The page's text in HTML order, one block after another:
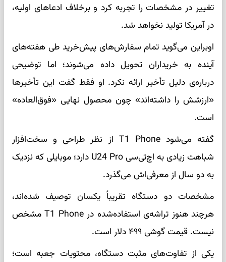
تغییر در مشخصات را تجربه کرد و برخلاف ادعاهای اولیه،
در آمریکا تولید نخواهد شد.
اوبراین می‌گوید تمام سفارش‌های پیش‌خرید طی هفته‌های
آینده به خریداران تحویل داده می‌شوند؛ اما توضیحی
درباره‌ی دلیل تأخیر ارائه نکرد. او فقط گفت این تأخیرها
«ارزشش را داشته‌اند» چون محصول نهایی «فوق‌العاده»
است.
گفته می‌شود T1 Phone از نظر طراحی و سخت‌افزار
شباهت زیادی به اچ‌تی‌سی U24 Pro دارد؛ موبایلی که نزدیک
به دو سال از معرفی‌اش می‌گذرد.
مشخصات دو دستگاه تقریباً یکسان توصیف شده‌اند،
هرچند هنوز تراشه‌ی استفاده‌شده در T1 Phone مشخص
نیست. قیمت گوشی ۴۹۹ دلار است.
یکی از تفاوت‌های مثبت دستگاه، محتویات جعبه است؛